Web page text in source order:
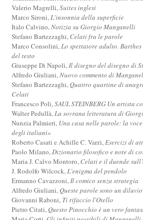
Valerio Magrelli,Suites inglesi
Marco Sironi,L'insonnia della superficie
Italo Calvino,Notizia su Giorgio Manganelli
Stefano Bartezzaghi, Celati fra le parole
Marco Consolini,Lo spettatore adulto.
del testo
Giuseppe Di Napoli,Il disegno del disegno di
Alfredo Giuliani,Nuovo commento di
Stefano Bartezzaghi,Quattro quartine di
Celati
Francesco Poli,SAUL STEINBERG Un artista
Walter Pedullà,La sovrana letteratura di
Nunzia Palmieri, Una casa nelle parole: la
degli italiani»
Roberto Casati e Achille C. Varzi,Esercizi di
Paolo Milano,Dizionario filosofico e note di
Maria J. Calvo Montoro, Celati e il duende
J. Rodolfo Wilcock,L'enigma del pendolo
Ermanno Cavazzoni,Il comico senza strategia
Alfredo Giuliani,Queste parole sono un diluvio
Giovanni Raboni, Ti rifaccio l'Otello
Pietro Citati,Questo Pinocchio è un vero